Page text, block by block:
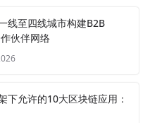
线至四线城市构建B2B
伙伴网络
下允许的10大区块链应用：